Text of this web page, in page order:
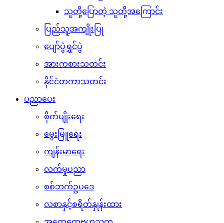
သူတို့ပြောတဲ့ သူတို့အကြောင်း
ပြည်သူ့အကျိုးပြု
ပျော်ပွဲရွှင်ပွဲ
အားကစားသတင်း
နိုင်ငံတကာသတင်း
ပညာပေး
စိုက်ပျိုးရေး
မွေးမြူရေး
ကျန်းမာရေး
လက်မှုပညာ
စစ်ဘက်ဥပဒေ
လစာနှင့်စရိတ်နှုန်းထား